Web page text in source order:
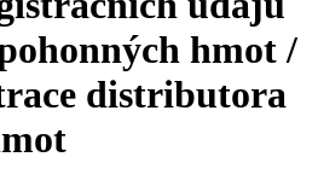
hmot /
distributora